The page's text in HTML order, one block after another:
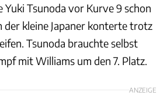
Yuki Tsunoda vor Kurve 9 schon
der kleine Japaner konterte trotz
Tsunoda brauchte selbst
mit Williams um den 7. Platz.
ANZEIGE